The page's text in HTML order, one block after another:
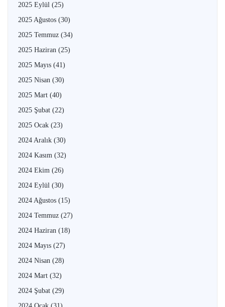
2025 Eylül (25)
2025 Ağustos (30)
2025 Temmuz (34)
2025 Haziran (25)
2025 Mayıs (41)
2025 Nisan (30)
2025 Mart (40)
2025 Şubat (22)
2025 Ocak (23)
2024 Aralık (30)
2024 Kasım (32)
2024 Ekim (26)
2024 Eylül (30)
2024 Ağustos (15)
2024 Temmuz (27)
2024 Haziran (18)
2024 Mayıs (27)
2024 Nisan (28)
2024 Mart (32)
2024 Şubat (29)